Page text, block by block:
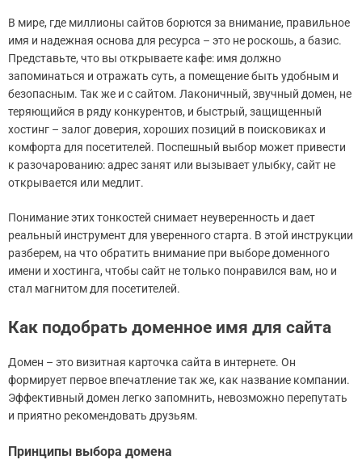
В мире, где миллионы сайтов борются за внимание, правильное
имя и надежная основа для ресурса – это не роскошь, а базис.
Представьте, что вы открываете кафе: имя должно
запоминаться и отражать суть, а помещение быть удобным и
безопасным. Так же и с сайтом. Лаконичный, звучный домен, не
теряющийся в ряду конкурентов, и быстрый, защищенный
хостинг – залог доверия, хороших позиций в поисковиках и
комфорта для посетителей. Поспешный выбор может привести
к разочарованию: адрес занят или вызывает улыбку, сайт не
открывается или медлит.
Понимание этих тонкостей снимает неуверенность и дает
реальный инструмент для уверенного старта. В этой инструкции
разберем, на что обратить внимание при выборе доменного
имени и хостинга, чтобы сайт не только понравился вам, но и
стал магнитом для посетителей.
Как подобрать доменное имя для сайта
Домен – это визитная карточка сайта в интернете. Он
формирует первое впечатление так же, как название компании.
Эффективный домен легко запомнить, невозможно перепутать
и приятно рекомендовать друзьям.
Принципы выбора домена